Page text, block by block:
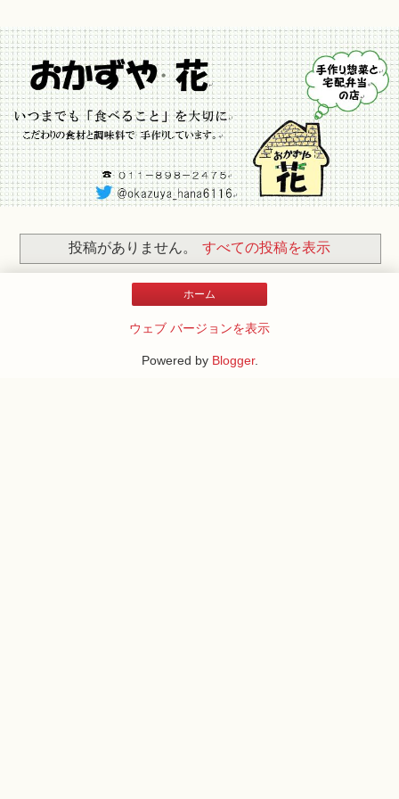
投稿がありません。 すべての投稿を表示
ホーム
ウェブ バージョンを表示
Powered by Blogger.